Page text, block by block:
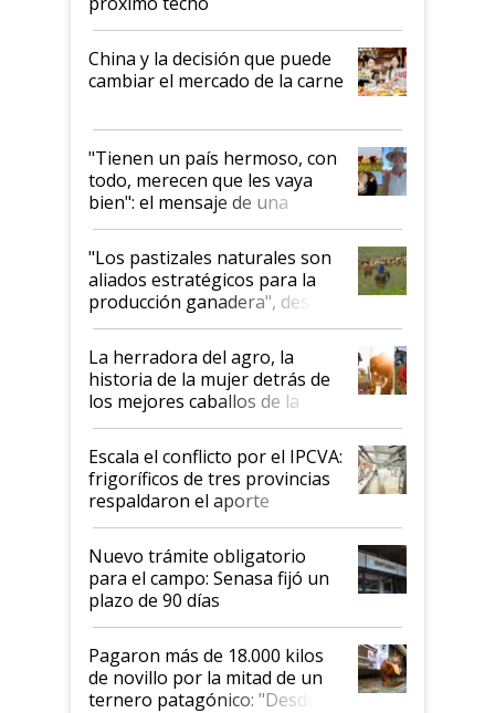
China y la decisión que puede
cambiar el mercado de la carne
"Tienen un país hermoso, con
todo, merecen que les vaya
bien": el mensaje de una
ganadera uruguaya sobre las
oportunidades que se abren
para el agro en Argentina, con
foco en la carne
"Los pastizales naturales son
aliados estratégicos para la
producción ganadera", destaca
la iniciativa que ya reúne a 46
establecimientos en Argentina
La herradora del agro, la
historia de la mujer detrás de
los mejores caballos de la
Argentina y los mitos que
todavía hacen sufrir a estos
animales: "Mientras me
descalificaban, yo seguí
haciendo currículum"
Escala el conflicto por el IPCVA:
frigoríficos de tres provincias
respaldaron el aporte
obligatorio
Nuevo trámite obligatorio
para el campo: Senasa fijó un
plazo de 90 días
Pagaron más de 18.000 kilos
de novillo por la mitad de un
ternero patagónico: "Desde